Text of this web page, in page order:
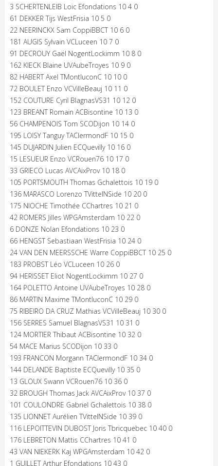
3 SCHERTENLEIB Loïc Efondations 10 4 0
61 DEKKER Tijs WestFrisia 10 5 0
22 NEERINCKX Sam CoppiBBCT 10 6 0
181 AUGIS Sylvain VCLuceen 10 7 0
91 DECROUY Gaël NogentLockimm 10 8 0
162 KIECK Blaine UVAubeTroyes 10 9 0
82 HABERT Axel TMontluconC 10 10 0
72 BOULET Enzo VCVilleBeauj 10 11 0
152 COUTURE Cyril BlagnasVS31 10 12 0
123 BREANT Romain ACBisontine 10 13 0
56 CHAMPENOIS Tom SCODijon 10 14 0
195 LOISY Tanguy TAClermondF 10 15 0
145 DUJARDIN Julien ECQuevilly 10 16 0
15 LESUEUR Enzo VCRouen76 10 17 0
33 GRIECO Lucas AVCAixProv 10 18 0
105 PORTSMOUTH Thomas Gchalettois 10 19 0
136 MARASCO Lorenzo TVittelNSide 10 20 0
175 NIOCHE Timothée CChartres 10 21 0
42 ROMERS Jilles WPGAmsterdam 10 22 0
6 DONZE Nolan Efondations 10 23 0
66 HENGST Sebastiaan WestFrisia 10 24 0
24 VAN DEN MEERSSCHE Warre CoppiBBCT 10 25 0
183 PROBST Léo VCLuceen 10 26 0
94 HERISSET Eliot NogentLockimm 10 27 0
164 POLETTO Antoine UVAubeTroyes 10 28 0
86 MARTIN Maxime TMontluconC 10 29 0
75 RIBEIRO DA CRUZ Mathias VCVilleBeauj 10 30 0
156 SERRES Samuel BlagnasVS31 10 31 0
124 MORTIER Thibaut ACBisontine 10 32 0
54 MACE Marius SCODijon 10 33 0
193 FRANCON Morgann TAClermondF 10 34 0
144 DELANDE Baptiste ECQuevilly 10 35 0
13 GLOUX Swann VCRouen76 10 36 0
32 BROUGH Thomas Jack AVCAixProv 10 37 0
101 COULONDRE Gabriel Gchalettois 10 38 0
135 LIONNET Aurélien TVittelNSide 10 39 0
116 LEPOITTEVIN DUBOST Joris Tbricquebec 10 40 0
176 LEBRETON Mattis CChartres 10 41 0
43 VAN NIEKERK Kaj WPGAmsterdam 10 42 0
1 GUILLET Arthur Efondations 10 43 0